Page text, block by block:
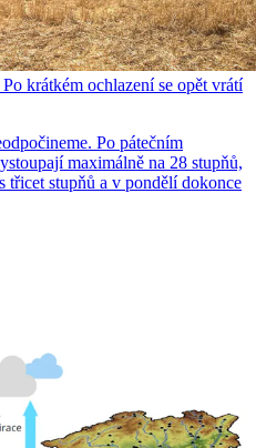
krátkém ochlazení se opět vrátí
Po pátečním
maximálně na 28 stupňů,
třicet stupňů a v pondělí dokonce